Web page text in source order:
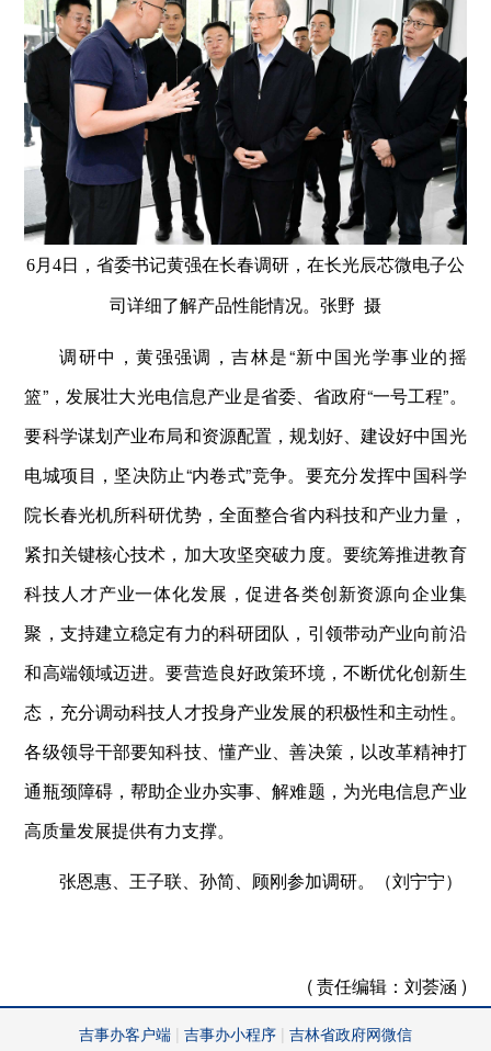
6月4日，省委书记黄强在长春调研，在长光辰芯微电子公
司详细了解产品性能情况。 张野 摄
调研中，黄强强调，吉林是“新中国光学事业的摇
篮”，发展壮大光电信息产业是省委、省政府“一号工程”。
要科学谋划产业布局和资源配置，规划好、建设好中国光
电城项目，坚决防止“内卷式”竞争。要充分发挥中国科学
院长春光机所科研优势，全面整合省内科技和产业力量，
紧扣关键核心技术，加大攻坚突破力度。要统筹推进教育
科技人才产业一体化发展，促进各类创新资源向企业集
聚，支持建立稳定有力的科研团队，引领带动产业向前沿
和高端领域迈进。要营造良好政策环境，不断优化创新生
态，充分调动科技人才投身产业发展的积极性和主动性。
各级领导干部要知科技、懂产业、善决策，以改革精神打
通瓶颈障碍，帮助企业办实事、解难题，为光电信息产业
高质量发展提供有力支撑。
张恩惠、王子联、孙简、顾刚参加调研。（刘宁宁）
( 责任编辑： 刘荟涵 )